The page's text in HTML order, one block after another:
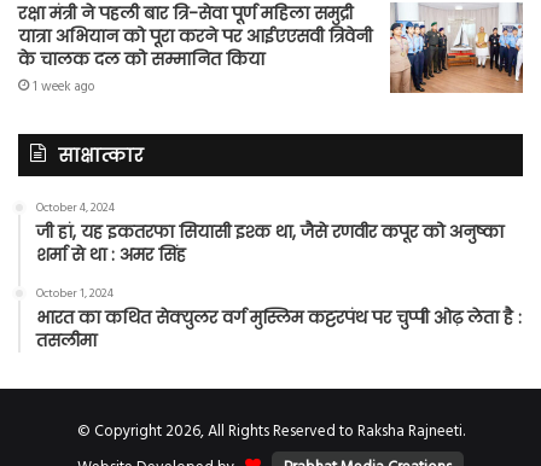
रक्षा मंत्री ने पहली बार त्रि-सेवा पूर्ण महिला समुद्री
यात्रा अभियान को पूरा करने पर आईएएसवी त्रिवेनी
के चालक दल को सम्मानित किया
1 week ago
साक्षात्कार
October 4, 2024
जी हां, यह इकतरफा सियासी इश्क था, जैसे रणवीर कपूर को अनुष्का
शर्मा से था : अमर सिंह
October 1, 2024
भारत का कथित सेक्युलर वर्ग मुस्लिम कट्टरपंथ पर चुप्पी ओढ़ लेता है :
तसलीमा
© Copyright 2026, All Rights Reserved to Raksha Rajneeti.